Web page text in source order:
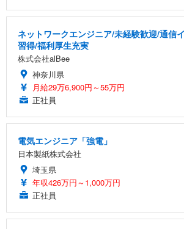
ネットワークエンジニア/未経験歓迎/通信
習得/福利厚生充実
株式会社alBee
神奈川県
月給29万6,900円～55万円
正社員
電気エンジニア「強電」
日本製紙株式会社
埼玉県
年収426万円～1,000万円
正社員